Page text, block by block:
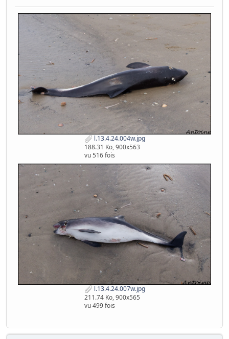
l.13.4.24.004w.jpg
188.31 Ko, 900x563
vu 516 fois
l.13.4.24.007w.jpg
211.74 Ko, 900x565
vu 499 fois